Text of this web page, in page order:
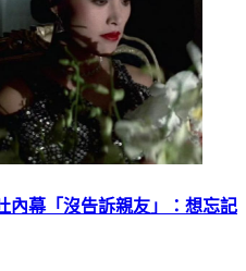
內幕「沒告訴親友」：想忘記